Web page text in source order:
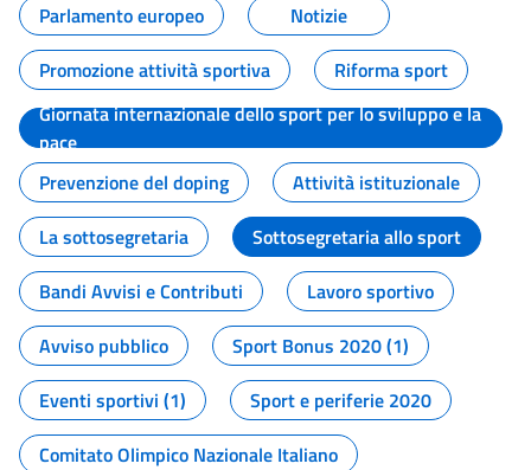
Parlamento europeo
Notizie
Promozione attività sportiva
Riforma sport
Giornata internazionale dello sport per lo sviluppo e la
pace
Prevenzione del doping
Attività istituzionale
La sottosegretaria
Sottosegretaria allo sport
Bandi Avvisi e Contributi
Lavoro sportivo
Avviso pubblico
Sport Bonus 2020 (1)
Eventi sportivi (1)
Sport e periferie 2020
Comitato Olimpico Nazionale Italiano